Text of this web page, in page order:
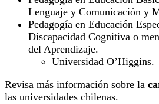
Lenguaje y Comunicación y
Pedagogía en Educación
Discapacidad Cognitiva o
del Aprendizaje.
Universidad O’Higgins.
Revisa más información sobre la
las universidades chilenas.